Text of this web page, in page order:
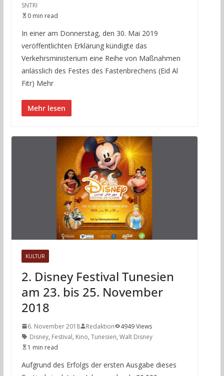
SNTRI
0 min read
In einer am Donnerstag, den 30. Mai 2019
veröffentlichten Erklärung kündigte das
Verkehrsministerium eine Reihe von Maßnahmen
anlässlich des Festes des Fastenbrechens (Eid Al
Fitr) Mehr
Mehr lesen
KULTUR
2. Disney Festival Tunesien
am 23. bis 25. November
2018
6. November 2018 Redaktion
4949 Views
Disney, Festival, Kino, Tunesien, Walt Disney
1 min read
Aufgrund des Erfolgs der ersten Ausgabe dieses